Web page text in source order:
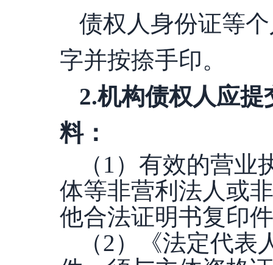
债权人身份证等
字并按捺手印。
2.机构债权人应
料：
（ 1）有效的营业
体等非营利法人或
他合法证明书复印
（2）《法定代表